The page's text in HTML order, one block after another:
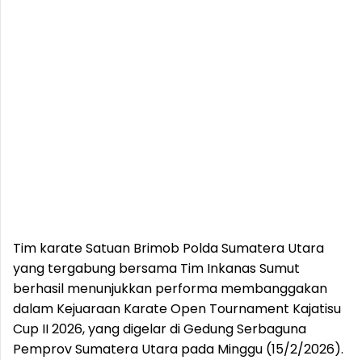
Tim karate Satuan Brimob Polda Sumatera Utara
yang tergabung bersama Tim Inkanas Sumut
berhasil menunjukkan performa membanggakan
dalam Kejuaraan Karate Open Tournament Kajatisu
Cup II 2026, yang digelar di Gedung Serbaguna
Pemprov Sumatera Utara pada Minggu (15/2/2026).